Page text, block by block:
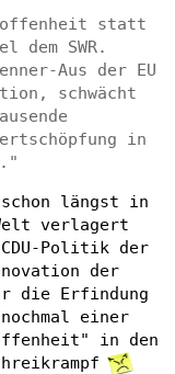
statt
SWR.
Aus der EU
schwächt
in
längst in
verlagert
Politik der
der
die Erfindung
einer
in den